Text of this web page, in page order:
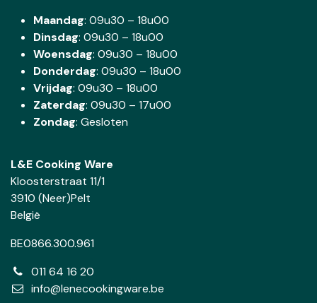
Maandag: 09u30 – 18u00
Dinsdag: 09u30 – 18u00
Woensdag: 09u30 – 18u00
Donderdag: 09u30 – 18u00
Vrijdag: 09u30 – 18u00
Zaterdag: 09u30 – 17u00
Zondag: Gesloten
L&E Cooking Ware
Kloosterstraat 11/1
3910 (Neer)Pelt
België
BE0866.300.961
011 64 16 20
info@lenecookingware.be